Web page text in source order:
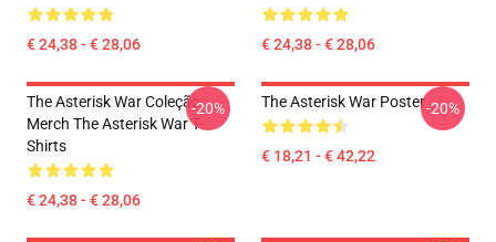
€ 24,38 - € 28,06 € 24,38 - € 28,06
The Asterisk War Coleção
Merch The Asterisk War T-
Shirts
€ 24,38 - € 28,06
-20% The Asterisk War Poster
€ 18,21 - € 42,22
-20%